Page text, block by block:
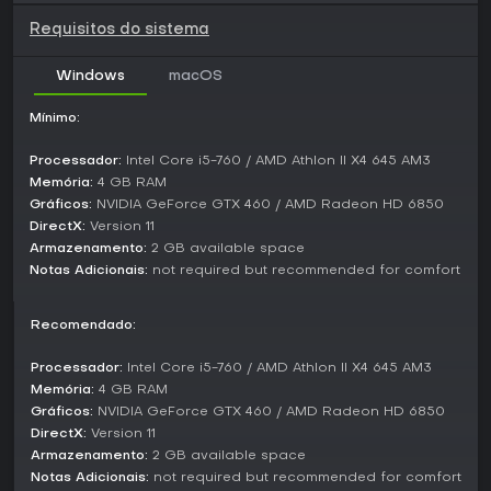
linear, mas com espaço para exploração. Não há opções
o progresso pessoal e a imersão. Essa estrutura é perfeita
para uma jogatina rápida, com cerca de 30 minutos de
duração, sem ramificações ou desafios replayable além de
O que diferencia Matter é o tom pacífico e contemplativo
no meio do caos das físicas alteradas. Os visuais trazem
uma sensação de espanto. O áudio complementa com
faixas relaxantes que evoluem conforme o ambiente,
tempo calmante.
aos poucos sem ser punitiva. No entanto, um alerta
importante: as mudanças rápidas na tela e as perturbações
de equilíbrio podem causar enjoo de movimento ou
reações fotossensíveis, então não é para todo mundo.
Vale a pena jogar?
Requisitos do sistema
Windows macOS
Mínimo:
Processador: Intel Core i5-760 / AMD Athlon II X4 645 AM3
Memória: 4 GB RAM
Gráficos: NVIDIA GeForce GTX 460 / AMD Radeon HD 6850
DirectX: Version 11
Armazenamento: 2 GB available space
Notas Adicionais: not required but recommended for comfort
Recomendado:
Processador: Intel Core i5-760 / AMD Athlon II X4 645 AM3
Memória: 4 GB RAM
Gráficos: NVIDIA GeForce GTX 460 / AMD Radeon HD 6850
DirectX: Version 11
Armazenamento: 2 GB available space
Notas Adicionais: not required but recommended for comfort